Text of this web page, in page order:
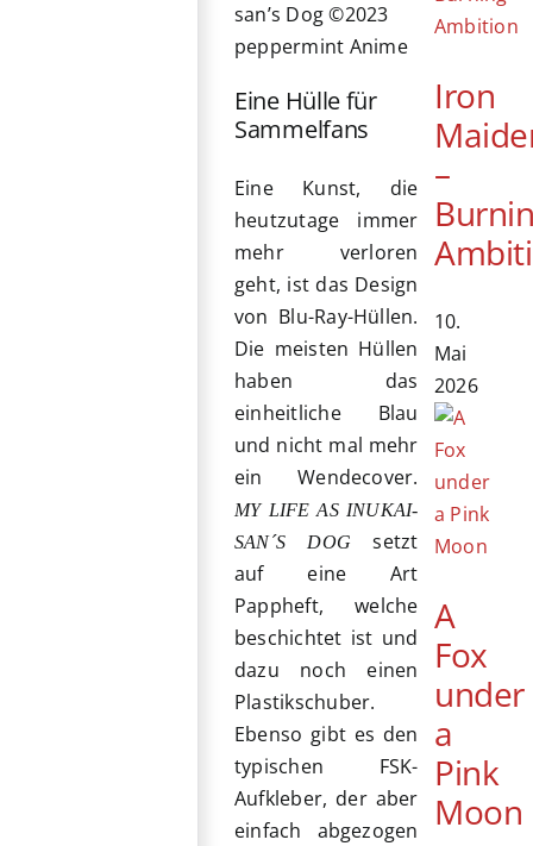
san’s Dog ©2023
peppermint Anime
Eine Hülle für
Sammelfans
Eine Kunst, die
heutzutage immer
mehr verloren
geht, ist das Design
von Blu-Ray-Hüllen.
Die meisten Hüllen
haben das
einheitliche Blau
und nicht mal mehr
ein Wendecover.
MY LIFE AS INUKAI-
SAN´S DOGsetzt
auf eine Art
Pappheft, welche
beschichtet ist und
dazu noch einen
Plastikschuber.
Ebenso gibt es den
typischen FSK-
Aufkleber, der aber
einfach abgezogen
Iron
–
10.
Mai
2026
A
Fox
under
a
Pink
Moon